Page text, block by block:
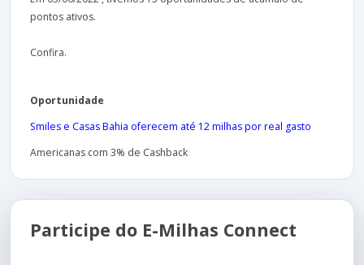
pontos ativos.
Confira.
Oportunidade
Smiles e Casas Bahia oferecem até 12 milhas por real gasto
Americanas com 3% de Cashback
Participe do E-Milhas Connect